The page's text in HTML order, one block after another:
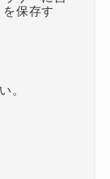
保存す
。